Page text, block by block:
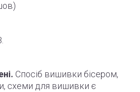
Спосіб вишивки бісером,
схеми для вишивки є